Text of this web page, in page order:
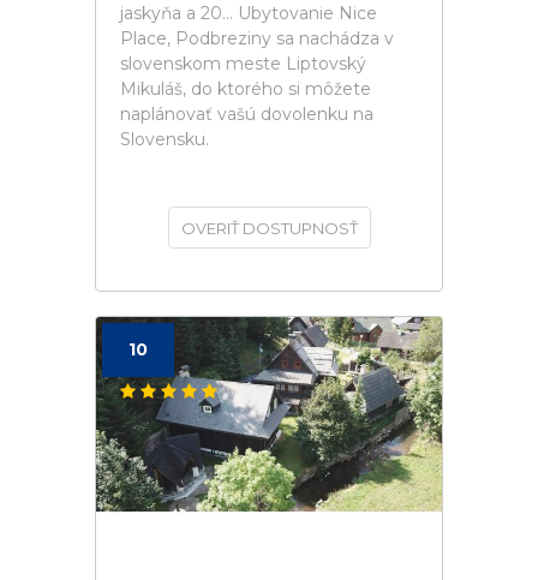
jaskyňa a 20... Ubytovanie Nice
Place, Podbreziny sa nachádza v
slovenskom meste Liptovský
Mikuláš, do ktorého si môžete
naplánovať vašú dovolenku na
Slovensku.
OVERIŤ DOSTUPNOSŤ
10